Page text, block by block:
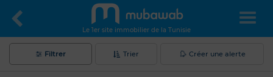
Le 1er site immobilier de la Tunisie
Filtrer Trier Créer une alerte